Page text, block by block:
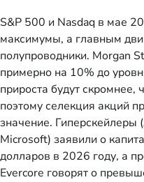
S&P 500 и Nasdaq в мае
максимумы, а главным
полупроводники. Morgan
примерно на 10% до
прироста будут
поэтому селекция акций
значение. Гиперскейлеры
Microsoft) заявили о
долларов в 2026 году, а
Evercore говорят о